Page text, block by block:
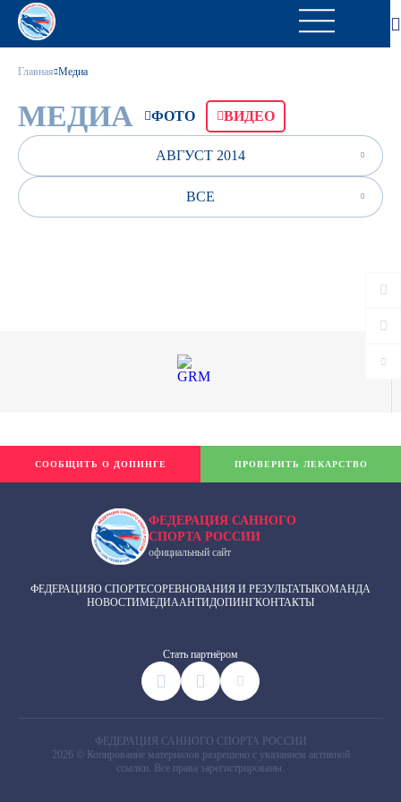
Главная Медиа
МЕДИА ФОТО ВИДЕО
АВГУСТ 2014
ВСЕ
ФЕДЕРАЦИЯ САННОГО
СПОРТА РОССИИ
официальный сайт
ФЕДЕРАЦИЯО СПОРТЕСОРЕВНОВАНИЯ И РЕЗУЛЬТАТЫКОМАНДА
НОВОСТИМЕДИААНТИДОПИНГКОНТАКТЫ
Cтать партнёром
СООБЩИТЬ О ДОПИНГЕ ПРОВЕРИТЬ ЛЕКАРСТВО
ФЕДЕРАЦИЯ САННОГО СПОРТА РОССИИ
2026 © Копирование материалов разрешено с указанием активной
ссылки. Все права зарегистрированы.